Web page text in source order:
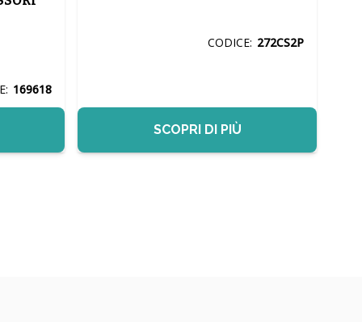
169618
CODICE: 272CS2P
SCOPRI DI PIÙ